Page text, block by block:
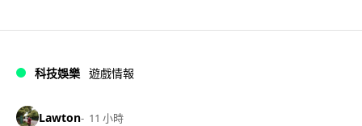
科技娛樂 遊戲情報
Lawton 11 小時